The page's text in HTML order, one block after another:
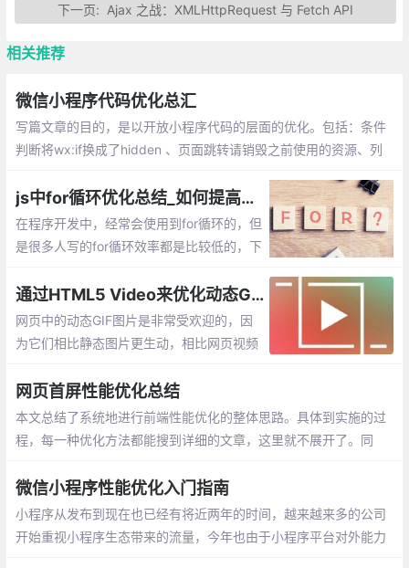
下一页: Ajax 之战：XMLHttpRequest 与 Fetch API
相关推荐
微信小程序代码优化总汇
写篇文章的目的，是以开放小程序代码的层面的优化。包括：条件
判断将wx:if换成了hidden 、页面跳转请销毁之前使用的资源、列
put，应预留出键盘收起的时间
js中for循环优化总结_如何提高程序的执行效率
在程序开发中，经常会使用到for循环的，但
是很多人写的for循环效率都是比较低的，下
来提高我们程序的执行效率。
通过HTML5 Video来优化动态GIF
网页中的动态GIF图片是非常受欢迎的，因
为它们相比静态图片更生动，相比网页视频
积，就导致网页加载速度变慢，内存使用增
加
网页首屏性能优化总结
本文总结了系统地进行前端性能优化的整体思路。具体到实施的过
程，每一种优化方法都能搜到详细的文章，这里就不展开了。同
验。符合预期。
微信小程序性能优化入门指南
小程序从发布到现在也已经有将近两年的时间，越来越来多的公司
开始重视小程序生态带来的流量，今年也由于小程序平台对外能力